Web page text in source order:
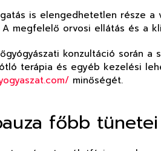
is elengedhetetlen része a
A megfelelő orvosi ellátás és a
konzultáció során
terápia és egyéb kezelési
minőségét.
főbb